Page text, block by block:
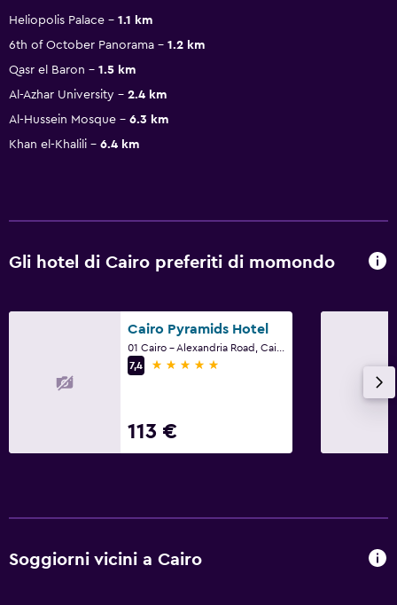
Heliopolis Palace
1.1 km
6th of October Panorama
1.2 km
Qasr el Baron
1.5 km
Al-Azhar University
2.4 km
Al-Hussein Mosque
6.3 km
Khan el-Khalili
6.4 km
Gli hotel di Cairo preferiti di momondo
Cairo Pyramids Hotel
7,4
5 stelle
113 €
Soggiorni vicini a Cairo